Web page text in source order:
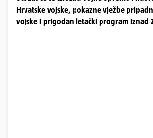
Hrvatske vojske, pokazne vježbe
vojske i prigodan letački program iznad